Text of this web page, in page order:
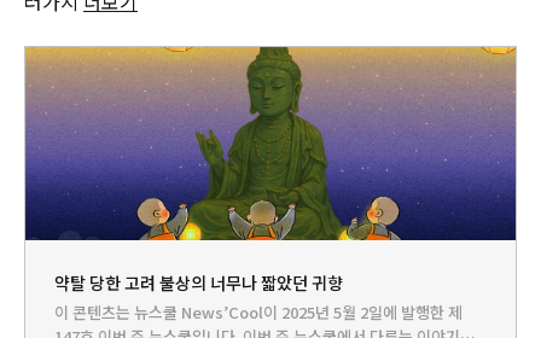
약탈 당한 고려 불상의 너무나 짧았던 귀향
이 콘텐츠는 뉴스쿨 News’Cool이 2025년 5월 2일에 발행한 제